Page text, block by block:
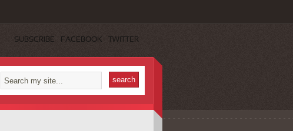
SUBSCRIBE FACEBOOK TWITTER